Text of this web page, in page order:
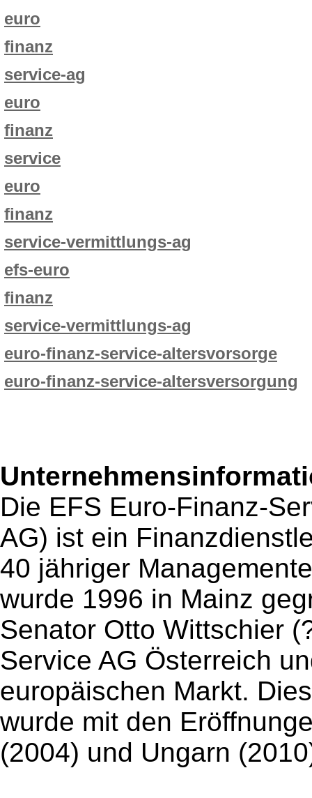
euro
finanz
service-ag
euro
finanz
service
euro
finanz
service-vermittlungs-ag
efs-euro
finanz
service-vermittlungs-ag
euro-finanz-service-altersvorsorge
euro-finanz-service-altersversorgung
Die EFS Euro-Finanz-
AG) ist ein
40 jähriger
wurde 1996 in Mainz
Senator Otto Wittschier
Service AG Österreich
europäischen Markt.
wurde mit den
(2004) und Ungarn